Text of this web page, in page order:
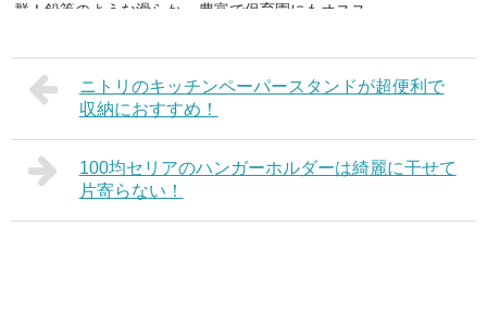
群！鉛筆のような滑らか
豊富で保育園にもオスス
ニトリのキッチンペーパースタンドが超便利で
収納におすすめ！
100均セリアのハンガーホルダーは綺麗に干せて
片寄らない！